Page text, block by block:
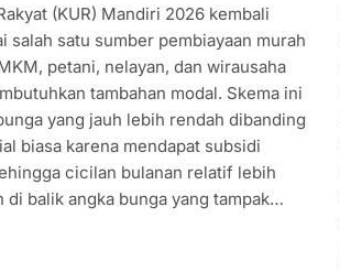
(KUR) Mandiri 2026 kembali
salah satu sumber pembiayaan murah
petani, nelayan, dan wirausaha
tambahan modal. Skema ini
yang jauh lebih rendah dibanding
biasa karena mendapat subsidi
cicilan bulanan relatif lebih
di balik angka bunga yang tampak…